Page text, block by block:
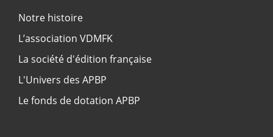
Notre histoire
L’association VDMFK
La société d'édition française
L'Univers des APBP
Le fonds de dotation APBP